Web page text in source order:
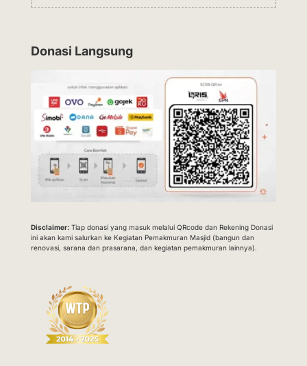
Donasi Langsung
Disclaimer:Tiap donasi yang masuk melalui QRcode dan Rekening Donasi
ini akan kami salurkan ke Kegiatan Pemakmuran Masjid (bangun dan
renovasi, sarana dan prasarana, dan kegiatan pemakmuran lainnya).